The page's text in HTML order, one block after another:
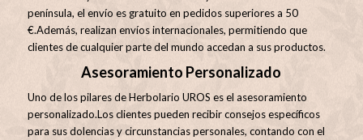
península, el envío es gratuito en pedidos superiores a 50
€.Además, realizan envíos internacionales, permitiendo que
clientes de cualquier parte del mundo accedan a sus productos.
Asesoramiento Personalizado
Uno de los pilares de Herbolario UROS es el asesoramiento
personalizado.Los clientes pueden recibir consejos específicos
para sus dolencias y circunstancias personales, contando con el